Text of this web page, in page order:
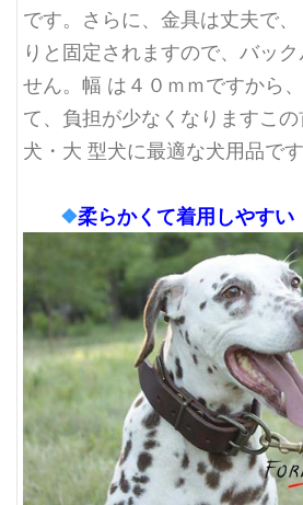
です。さらに、金具は丈夫で
りと固定されますので、バッ
せん。幅 は４０ｍｍですから
て、負担が少なくなりますこ
犬・大 型犬に最適な犬用品です
❖柔らかくて着用しやす